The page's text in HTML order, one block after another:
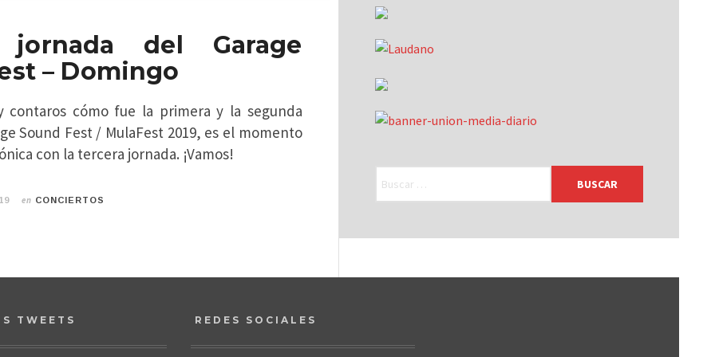
jornada del Garage
– Domingo
contaros cómo fue la primera y la segunda
Sound Fest / MulaFest 2019, es el momento
con la tercera jornada. ¡Vamos!
en CONCIERTOS
TWEETS REDES SOCIALES